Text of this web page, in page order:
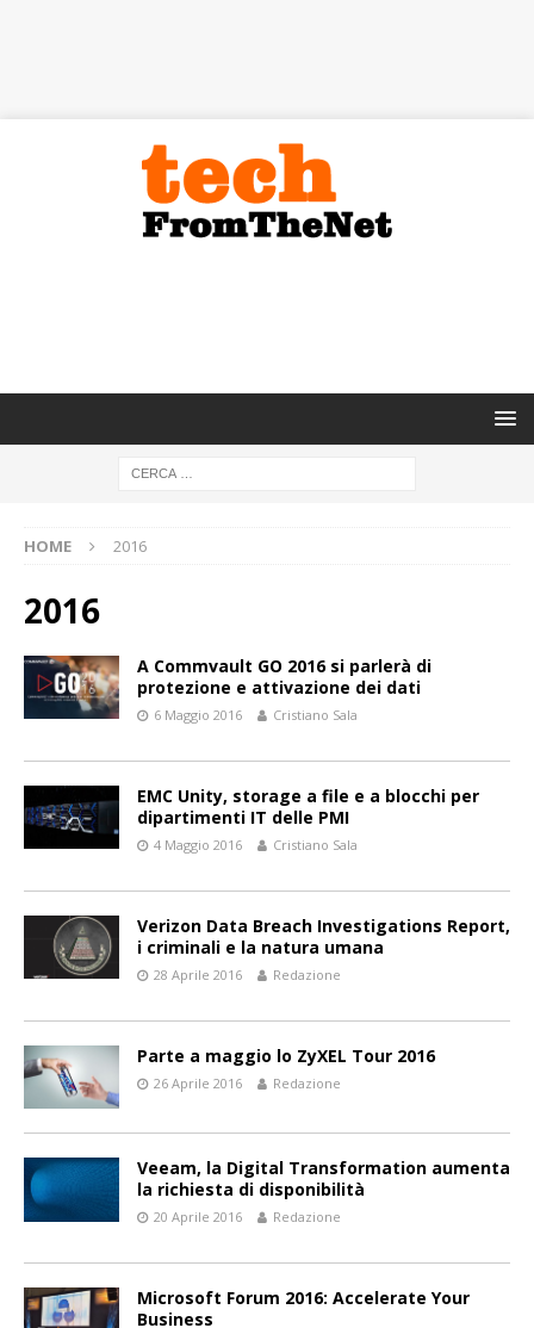
HOME 2016
2016
A Commvault GO 2016 si parlerà di
protezione e attivazione dei dati
6 Maggio 2016 Cristiano Sala
EMC Unity, storage a file e a blocchi per
dipartimenti IT delle PMI
4 Maggio 2016 Cristiano Sala
Verizon Data Breach Investigations Report,
i criminali e la natura umana
28 Aprile 2016 Redazione
Parte a maggio lo ZyXEL Tour 2016
26 Aprile 2016 Redazione
Veeam, la Digital Transformation aumenta
la richiesta di disponibilità
20 Aprile 2016 Redazione
Microsoft Forum 2016: Accelerate Your
Business